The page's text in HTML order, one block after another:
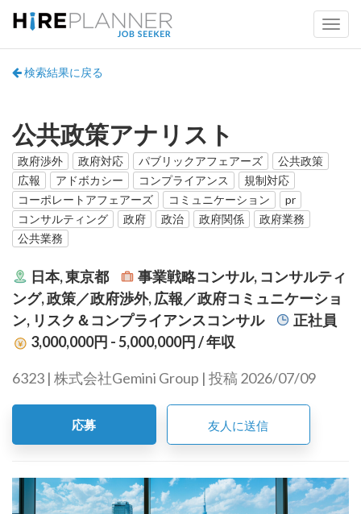
検索結果に戻る
公共政策アナリスト
政府渉外 政府対応 パブリックアフェアーズ
公共政策
広報
アドボカシー コンプライアンス
規制対応
コーポレートアフェアーズ
コミュニケーション
pr
コンサルティング
政府 政治 政府関係
政府業務
公共業務
日本, 東京都
事業戦略コンサル, コンサルティ
ング, 政策／政府渉外, 広報／政府コミュニケーショ
ン, リスク＆コンプライアンスコンサル
正社員
3,000,000円 - 5,000,000円/ 年収
6323 | 株式会社Gemini Group | 投稿 2026/07/09
応募 友人に送信